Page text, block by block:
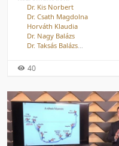
Dr. Kis Norbert
Dr. Csath Magdolna
Horváth Klaudia
Dr. Nagy Balázs
Dr. Taksás Balázs
Krakkó Ákos
40